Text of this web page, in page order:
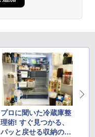
プロに聞いた冷蔵庫整
理術! すぐ見つかる、
パッと戻せる収納の仕